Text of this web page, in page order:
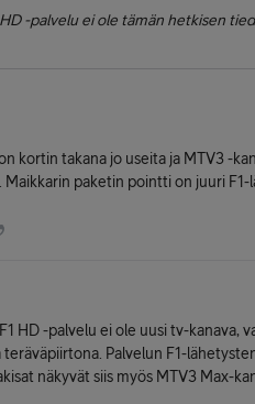
-palvelu ei ole tämän hetkisen
kortin takana jo useita ja MTV3 -
paketin pointti on juuri F1-
HD -palvelu ei ole uusi tv-kanava,
teräväpiirtona. Palvelun F1-
näkyvät siis myös MTV3 Max-